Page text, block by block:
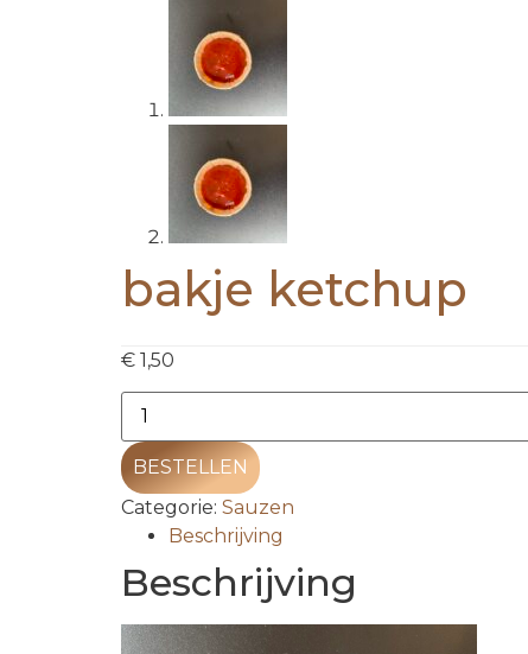
bakje ketchup
€ 1,50
BESTELLEN
Categorie: Sauzen
Beschrijving
Beschrijving